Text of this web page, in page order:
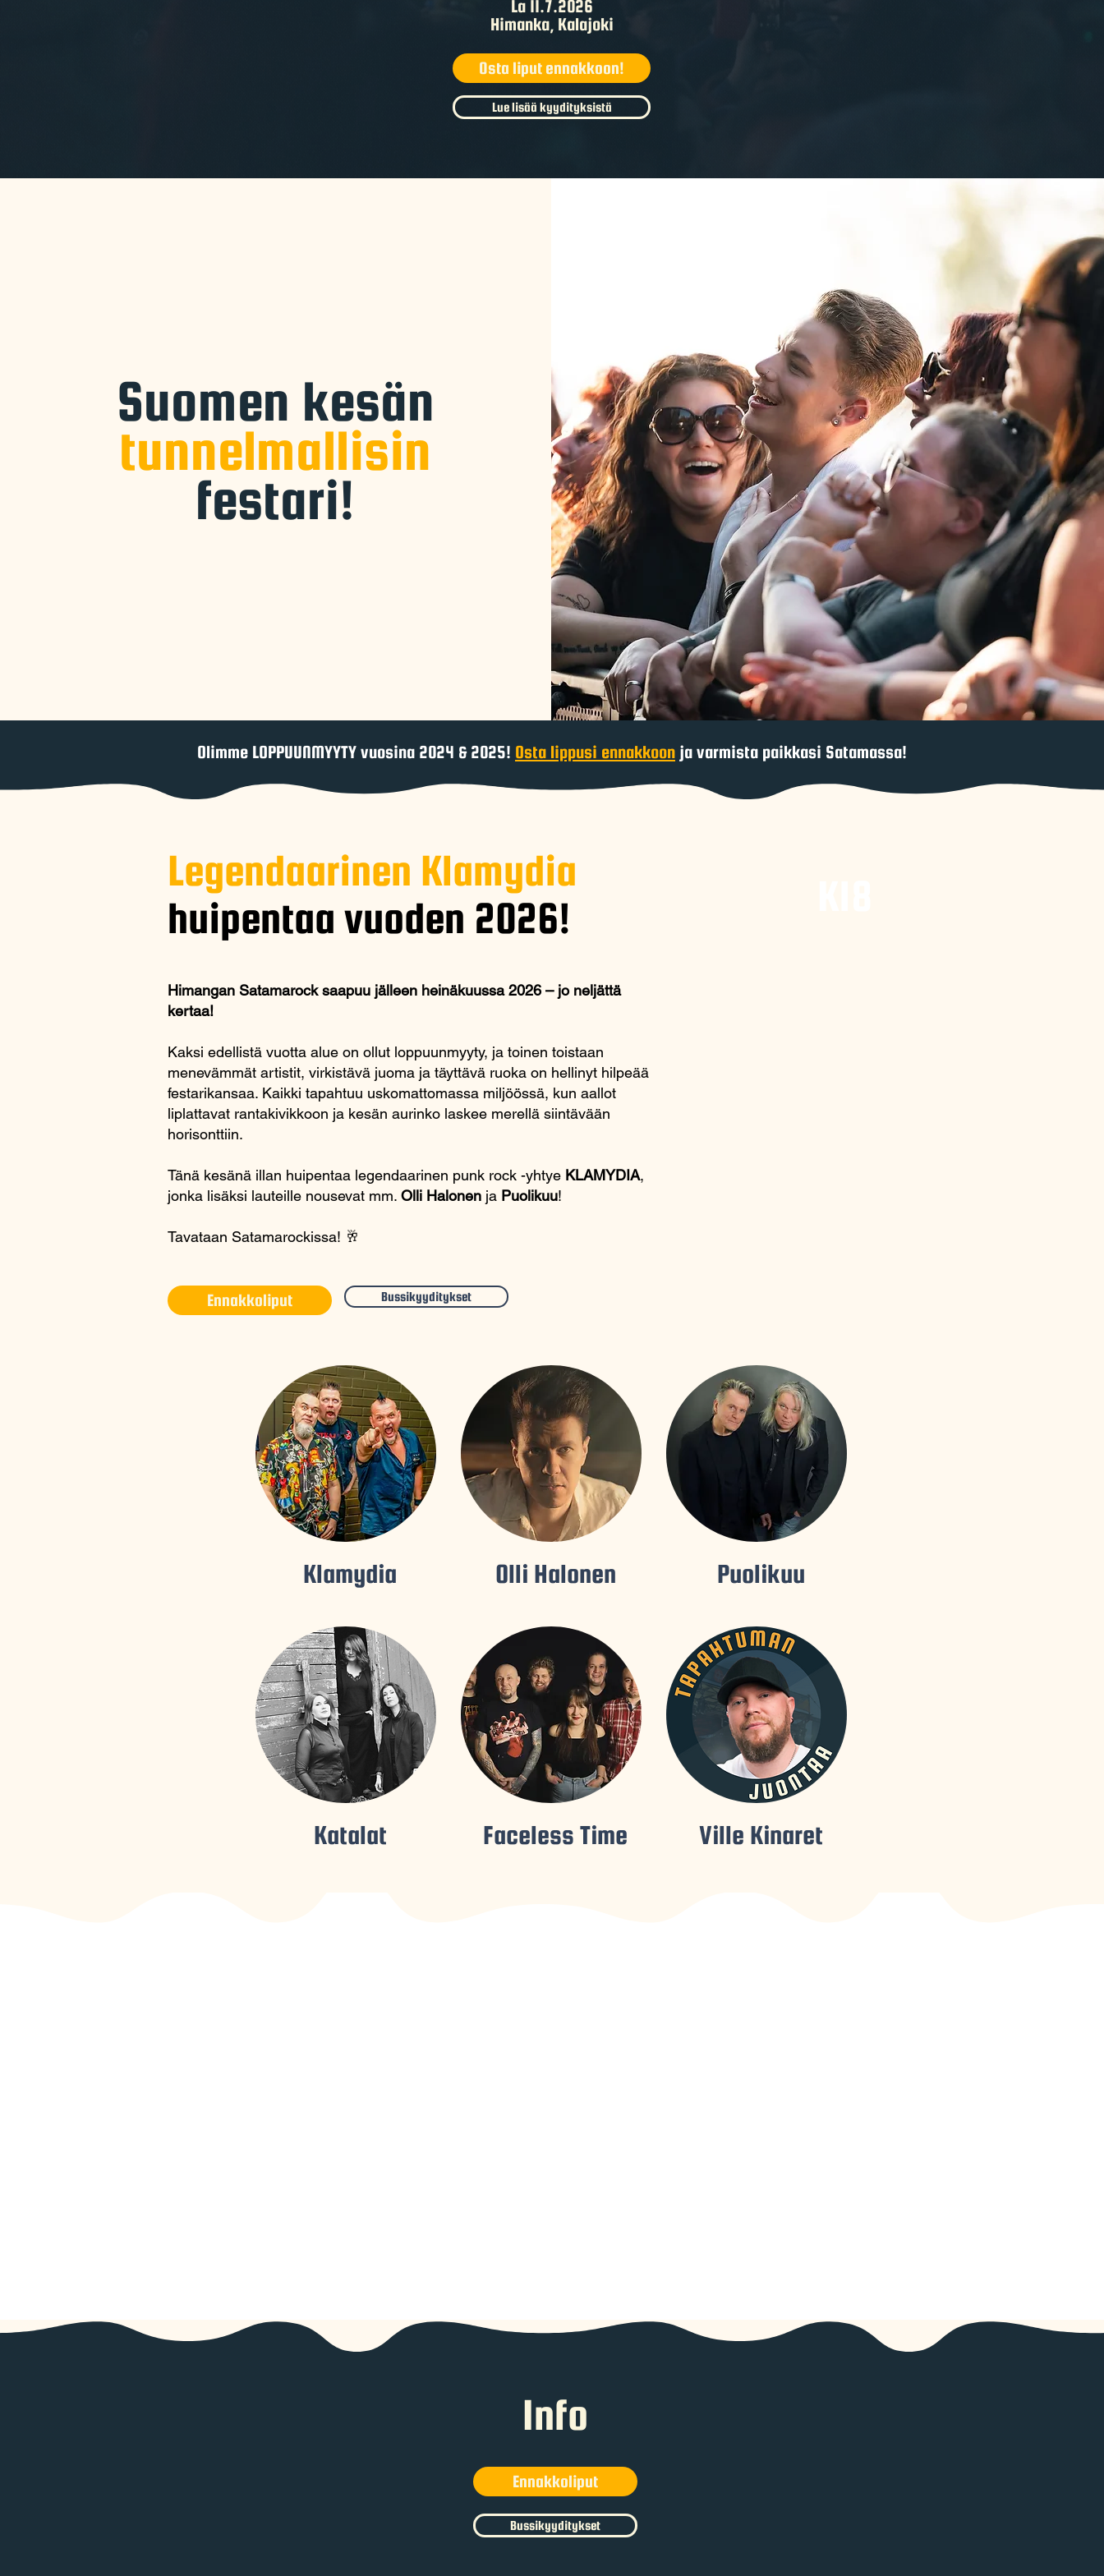
La 11.7.2026
Himanka, Kalajoki
Osta liput ennakkoon!
Lue lisää kyydityksistä
Suomen kesän
tunnelmallisin
festari!
Olimme LOPPUUNMYYTY vuosina 2024 & 2025! Osta lippusi ennakkoon ja varmista paikkasi Satamassa!
Legendaarinen Klamydia
huipentaa vuoden 2026!
Himangan Satamarock saapuu jälleen heinäkuussa 2026 – jo neljättä
kertaa!
Kaksi edellistä vuotta alue on ollut loppuunmyyty, ja toinen toistaan
menevämmät artistit, virkistävä juoma ja täyttävä ruoka on hellinyt hilpeää
festarikansaa. Kaikki tapahtuu uskomattomassa miljöössä, kun aallot
liplattavat rantakivikkoon ja kesän aurinko laskee merellä siintävään
horisonttiin.
Tänä kesänä illan huipentaa legendaarinen punk rock -yhtye KLAMYDIA,
jonka lisäksi lauteille nousevat mm. Olli Halonen ja Puolikuu!
Tavataan Satamarockissa! 🥂
Ennakkoliput Bussikyyditykset
Klamydia
Katalat
Olli Halonen
Faceless Time
Puolikuu
Ville Kinaret
Info
Ennakkoliput
Bussikyyditykset